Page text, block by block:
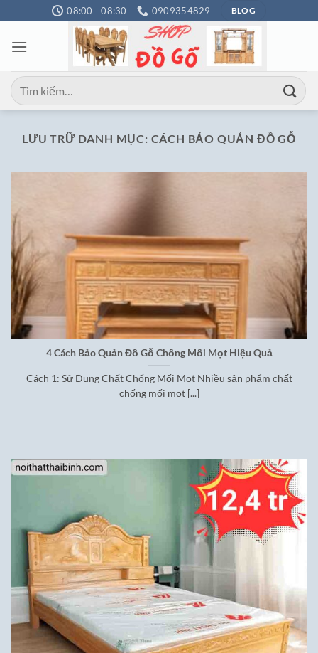
qua
nội
08:00 - 08:30 0909354829 BLOG
Tìm
kiếm:
LƯU TRỮ DANH MỤC: CÁCH BẢO QUẢN ĐỒ GỖ
4 Cách Bảo Quản Đồ Gỗ Chống Mối Mọt Hiệu Quả
Cách 1: Sử Dụng Chất Chống Mối Mọt Nhiều sản phẩm chất
chống mối mọt [...]